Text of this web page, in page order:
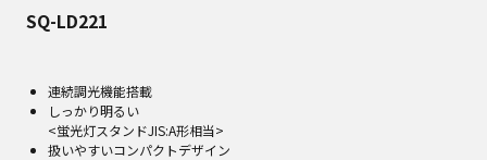
SQ-LD221
連続調光機能搭載
しっかり明るい
<蛍光灯スタンドJIS:A形相当>
扱いやすいコンパクトデザイン